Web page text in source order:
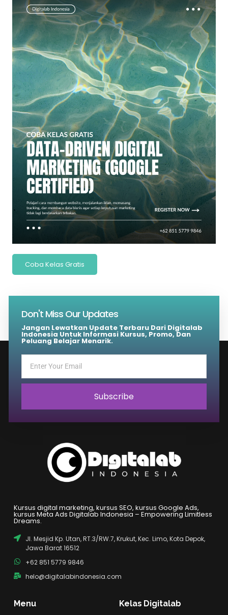
Coba Kelas Gratis
Don't Miss Our Updates
Jangan Lewatkan Update Terbaru Dari Digitalab
Indonesia Untuk Informasi Kursus, Promo, Dan
Peluang Belajar Menarik.
Subscribe
Kursus digital marketing, kursus SEO, kursus Google Ads,
kursus Meta Ads Digitalab Indonesia – Empowering Limitless
Dreams.
Jl. Mesjid Kp. Utan, RT.3/RW.7, Krukut, Kec. Limo, Kota Depok,
Jawa Barat 16512
+62 851 5779 9846
helo@digitalabindonesia.com
Menu Kelas Digitalab